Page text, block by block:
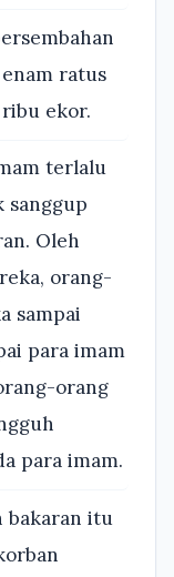
ratus
ekor.
terlalu
sanggup
Oleh
orang-
sampai
para imam
orang
para imam.
bakaran itu